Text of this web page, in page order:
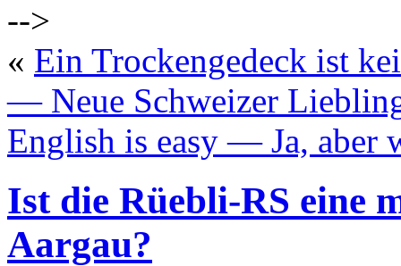
-->
« Ein Trockengedeck ist
— Neue Schweizer
English is easy — Ja, aber
Ist die Rüebli-RS eine
Aargau?